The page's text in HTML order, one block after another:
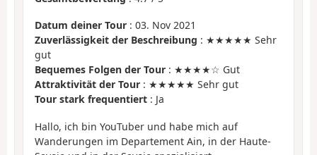
Datum deiner Tour : 03. Nov 2021
Zuverlässigkeit der Beschreibung : ★★★★★ Sehr
gut
Bequemes Folgen der Tour : ★★★★☆ Gut
Attraktivität der Tour : ★★★★★ Sehr gut
Tour stark frequentiert : Ja
Hallo, ich bin YouTuber und habe mich auf
Wanderungen im Departement Ain, in der Haute-